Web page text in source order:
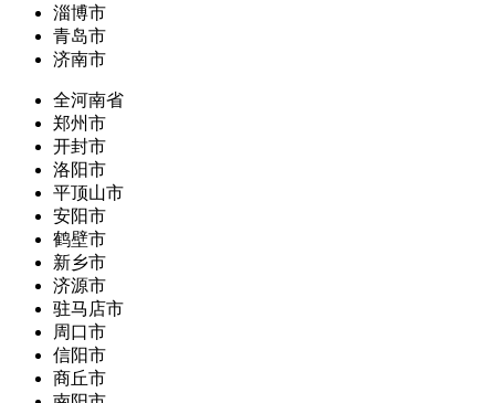
淄博市
青岛市
济南市
全河南省
郑州市
开封市
洛阳市
平顶山市
安阳市
鹤壁市
新乡市
济源市
驻马店市
周口市
信阳市
商丘市